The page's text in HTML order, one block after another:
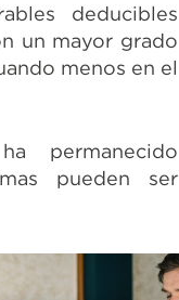
deducibles
un mayor grado
menos en el
permanecido
pueden ser